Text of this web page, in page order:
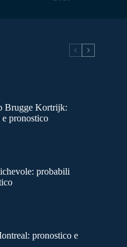
Brugge Kortrijk:
pronostico
probabili
pronostico e